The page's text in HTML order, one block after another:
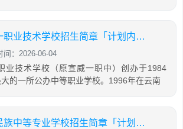
2026年宣威第一职业技术学校招生简章「计划内招生」
间：2026-06-04
业技术学校（原宣威一职中）创办于1984
的一所公办中等职业学校。1996年在云南
2026年迪庆州民族中等专业学校招生简章「计划内招生」